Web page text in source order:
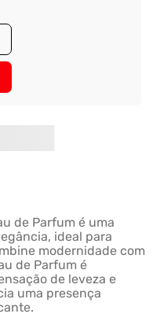
de Parfum é uma
ideal para
modernidade com
de Parfum é
de leveza e
uma presença